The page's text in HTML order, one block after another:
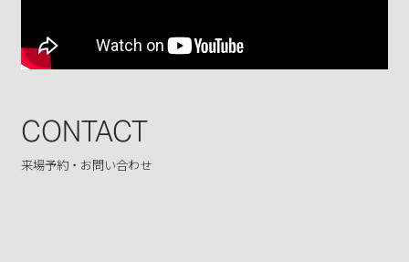
CONTACT
来場予約・お問い合わせ